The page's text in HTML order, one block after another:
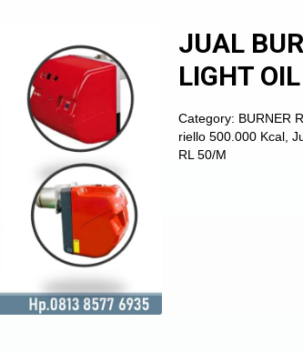
JUAL
LIGHT OIL
Category: BURNER
riello 500.000 Kcal ,
RL 50/M